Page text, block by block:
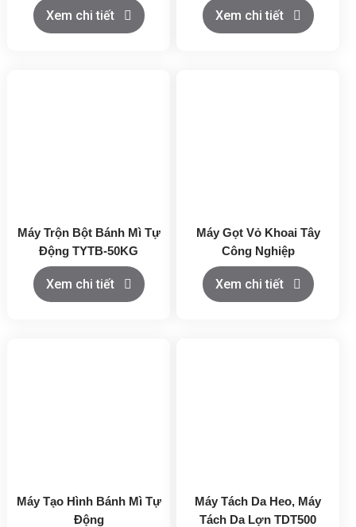
Xem chi tiết Xem chi tiết
Máy Trộn Bột Bánh Mì Tự
Động TYTB-50KG
Xem chi tiết
Máy Gọt Vỏ Khoai Tây
Công Nghiệp
Xem chi tiết
Máy Tạo Hình Bánh Mì Tự
Động
Máy Tách Da Heo, Máy
Tách Da Lợn TDT500